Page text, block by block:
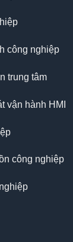
công nghiệp
trung tâm
vận hành HMI
công nghiệp